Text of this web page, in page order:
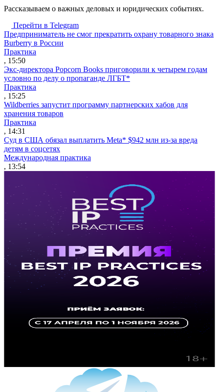
Рассказываем о важных деловых и юридических событиях.
Перейти в Telegram
Предприниматель не смог прекратить охрану товарного знака
Burberry в России
Практика
, 15:50
Экс-директора Popcorn Books приговорили к четырем годам
условно по делу о пропаганде ЛГБТ*
Практика
, 15:25
Wildberries запустит программу партнерских хабов для
хранения товаров
Практика
, 14:31
Суд в США обязал выплатить Meta* $942 млн из-за вреда
детям в соцсетях
Международная практика
, 13:54